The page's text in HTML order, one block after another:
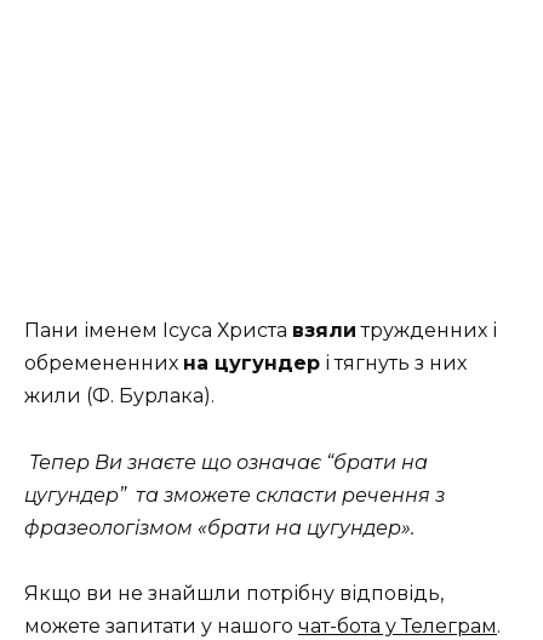
Пани іменем Ісуса Христа взяли тружденних і
обремененних на цугундер і тягнуть з них
жили (Ф. Бурлака).
Тепер Ви знаєте що означає “брати на
цугундер” та зможете скласти речення з
фразеологізмом «брати на цугундер».
Якщо ви не знайшли потрібну відповідь,
можете запитати у нашого чат-бота у Телеграм.